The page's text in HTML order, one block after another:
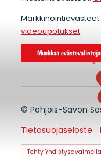
Markkinointievästeet:
videoupotukset.
Muokkaa
© Pohjois-Savon
Tietosuojaseloste
Tehty Yhdistysavaimella